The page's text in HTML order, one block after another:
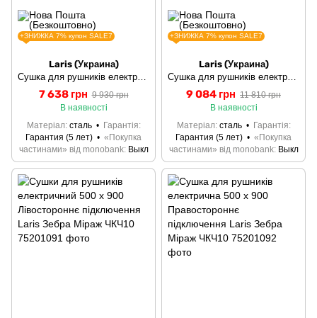
+ЗНИЖКА 7% купон SALE7
Laris (Украина)
Сушка для рушників електрична 500 х 900 Правостороннє підключення, білий Laris Зебра Міраж ЧК10
7 638 грн 9 930 грн
В наявності
Матеріал сталь
Гарантія
Гарантия (5 лет)
«Покупка
частинами» від monobank Выкл
+ЗНИЖКА 7% купон SALE7
Laris (Украина)
Сушка для рушників електрична 500 х 1200 Лівостороннє підключення, білий Laris Зебра Лавина ЧК13
9 084 грн 11 810 грн
В наявності
Матеріал сталь
Гарантія
Гарантия (5 лет)
«Покупка
частинами» від monobank Выкл